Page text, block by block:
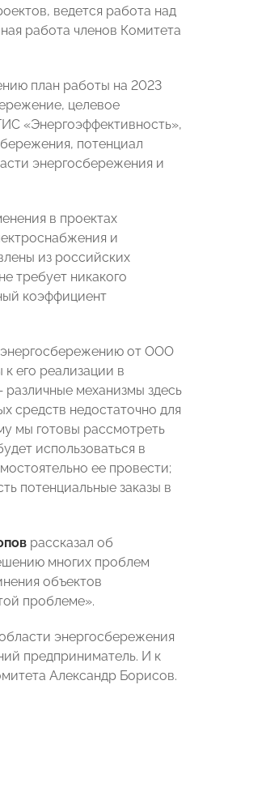
ведется работа над
работа членов Комитета
план работы на 2023
целевое
«Энергоэффективность»,
потенциал
энергосбережения и
в проектах
и
из российских
требует никакого
коэффициент
от ООО
его реализации в
механизмы здесь
средств недостаточно для
мы готовы рассмотреть
использоваться в
ее провести;
потенциальные заказы в
рассказал об
многих проблем
объектов
проблеме».
энергосбережения
предприниматель. И к
Александр Борисов.